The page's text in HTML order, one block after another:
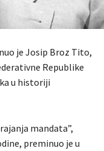
je Josip Broz Tito,
Republike
u historiji
mandata”,
preminuo je u